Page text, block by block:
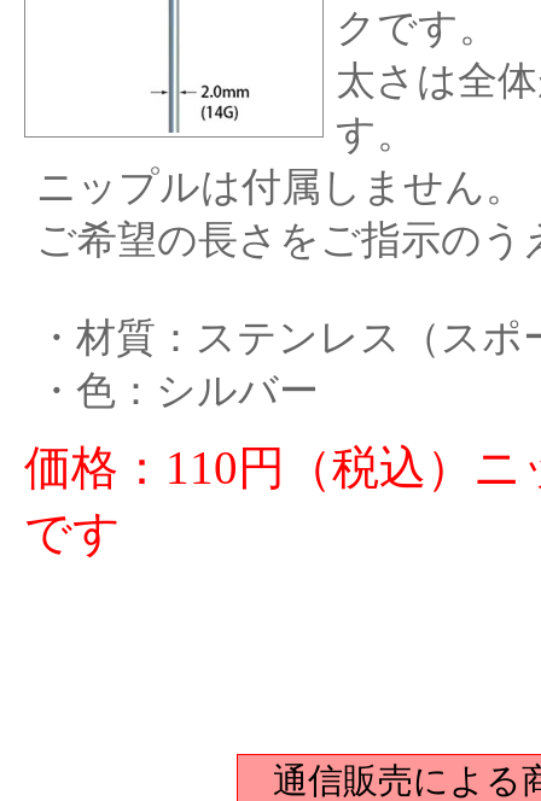
クです。
太さは全
す。
ニップルは付属しません。
ご希望の長さをご指示の
・材質：ステンレス（スポ
・色：シルバー
価格：110円（税込）
です
通信販売による